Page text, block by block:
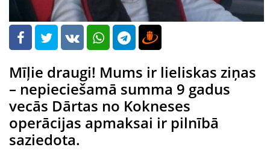
Mīļie draugi! Mums ir lieliskas ziņas
– nepieciešamā summa 9 gadus
vecās Dārtas no Kokneses
operācijas apmaksai ir pilnībā
saziedota.